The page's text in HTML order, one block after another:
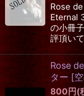
Rose
Eternal
の小冊
評頂い
Rose
ター [
800円(